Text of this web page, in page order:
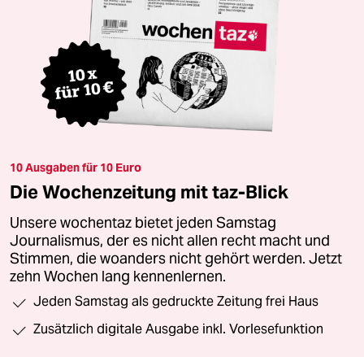
10 Ausgaben für 10 Euro
Die Wochenzeitung mit taz-Blick
Unsere wochentaz bietet jeden Samstag
Journalismus, der es nicht allen recht macht und
Stimmen, die woanders nicht gehört werden. Jetzt
zehn Wochen lang kennenlernen.
Jeden Samstag als gedruckte Zeitung frei Haus
Zusätzlich digitale Ausgabe inkl. Vorlesefunktion